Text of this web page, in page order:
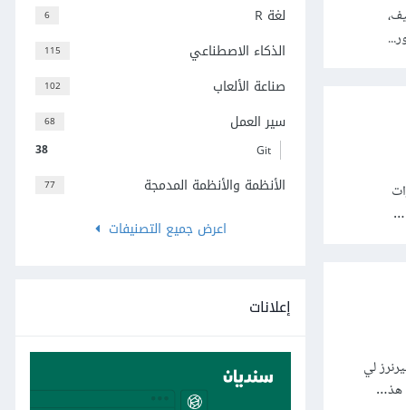
…
لي
6 لغة R
115 الذكاء الاصطناعي
102 صناعة الألعاب
68 سير العمل
38 Git
77
الأنظمة والأنظمة المدمجة
اعرض جميع التصنيفات
إعلانات